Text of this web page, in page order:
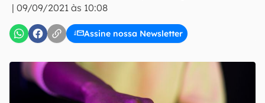
| 09/09/2021 às 10:08
Assine nossa Newsletter
Uso e Política de Privacidade do Canaltech.